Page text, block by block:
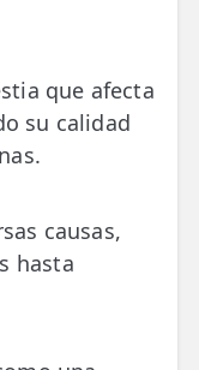
que afecta
su calidad
causas,
hasta